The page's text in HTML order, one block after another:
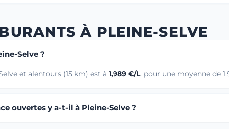
À PLEINE-SELVE
Selve ?
et alentours (15 km) est à 1,989 €/L, pour une moyenne de
ouvertes y a-t-il à Pleine-Selve ?